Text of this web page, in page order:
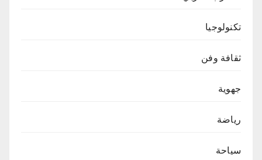
تكنولوجيا
ثقافة وفن
جهوية
رياضة
سياحة